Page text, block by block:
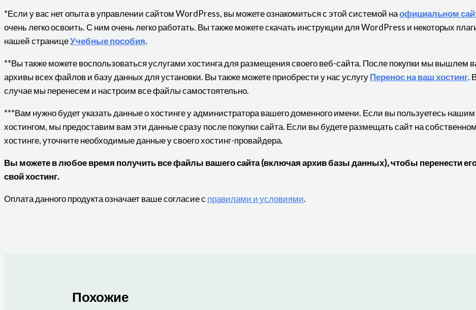
*Если у вас нет опыта в управлении сайтом WordPress, вы можете ознакомиться с этой системой наофициальном
очень легко освоить. С ним очень легко работать. Вы также можете скачать инструкции для WordPress и некоторых
нашей страницеУчебные пособия.
**Вы также можете воспользоваться услугами хостинга для размещения своего веб-сайта. После покупки мы вышлем
архивы всех файлов и базу данных для установки. Вы также можете приобрести у нас услугуПеренос на ваш хостинг.
случае мы перенесем и настроим все файлы самостоятельно.
***Вам нужно будет указать данные о хостинге у администратора вашего доменного имени. Если вы пользуетесь нашим
хостингом, мы предоставим вам эти данные сразу после покупки сайта. Если вы будете размещать сайт на собственном
хостинге, уточните необходимые данные у своего хостинг-провайдера.
Вы можете в любое время получить все файлы вашего сайта (включая архив базы данных), чтобы перенести
свой хостинг.
Оплата данного продукта означает ваше согласие с правилами и условиями.
Похожие